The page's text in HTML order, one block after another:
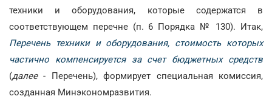
техники и оборудования, которые содержатся в
соответствующем перечне (п. 6 Порядка № 130). Итак,
Перечень техники и оборудования, стоимость которых
частично компенсируется за счет бюджетных средств
(далее- Перечень), формирует специальная комиссия,
созданная Минэкономразвития.